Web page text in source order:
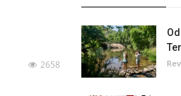
2658